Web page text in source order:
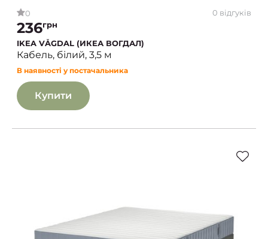
0 0 відгуків
236грн
IKEA VÅGDAL (ИКЕА ВОГДАЛ)
Кабель, білий, 3,5 м
В наявності у постачальника
Купити